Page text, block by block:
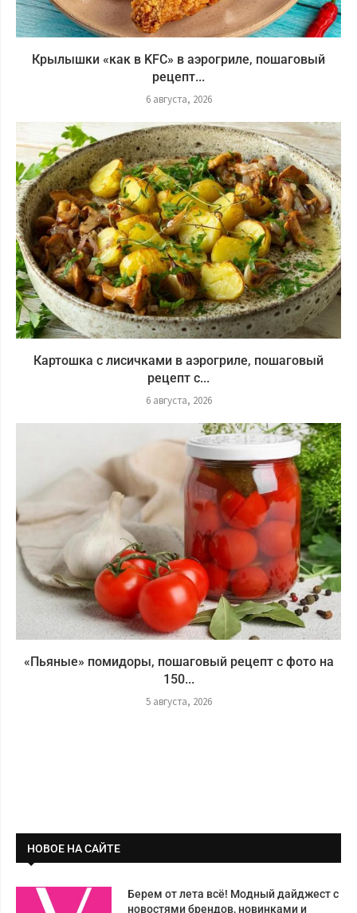
Крылышки «как в KFC» в аэрогриле, пошаговый
рецепт...
6 августа, 2026
Картошка с лисичками в аэрогриле, пошаговый
рецепт с...
6 августа, 2026
«Пьяные» помидоры, пошаговый рецепт с фото на
150...
5 августа, 2026
НОВОЕ НА САЙТЕ
Берем от лета всё! Модный дайджест с
новостями брендов, новинками и